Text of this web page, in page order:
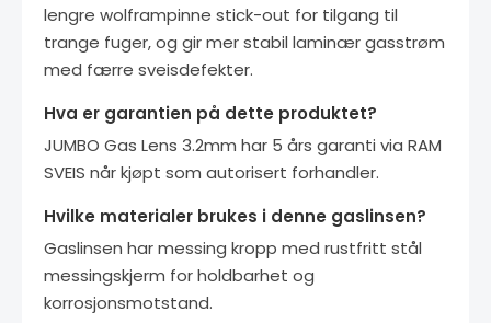
lengre wolframpinne stick-out for tilgang til
trange fuger, og gir mer stabil laminær gasstrøm
med færre sveisdefekter.
Hva er garantien på dette produktet?
JUMBO Gas Lens 3.2mm har 5 års garanti via RAM
SVEIS når kjøpt som autorisert forhandler.
Hvilke materialer brukes i denne gaslinsen?
Gaslinsen har messing kropp med rustfritt stål
messingskjerm for holdbarhet og
korrosjonsmotstand.